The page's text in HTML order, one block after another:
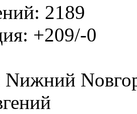
2189
+209/-0
Nижний